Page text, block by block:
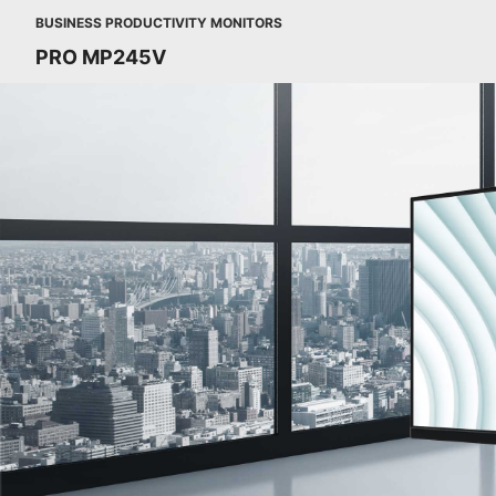
BUSINESS PRODUCTIVITY MONITORS
PRO MP245V